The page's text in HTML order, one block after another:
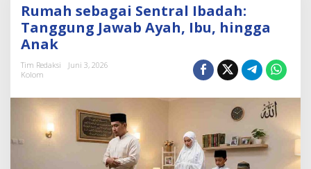
m
a
h
e
g
a
i
S
Rumah sebagai Sentral Ibadah:
Tanggung Jawab Ayah, Ibu, hingga
Anak
Tim Redaksi
Juni 3, 2026
Kolom